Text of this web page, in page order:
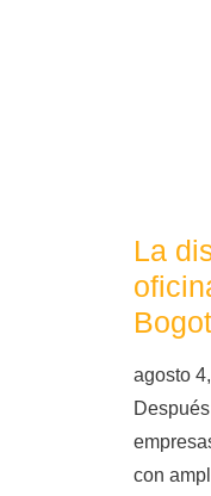
La
agosto
con